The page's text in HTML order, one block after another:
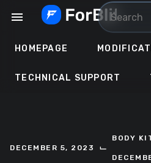
menu
HOMEPAGE
TECHNICAL SUPPORT
DECEMBER 5, 2023 ⌙
BODY